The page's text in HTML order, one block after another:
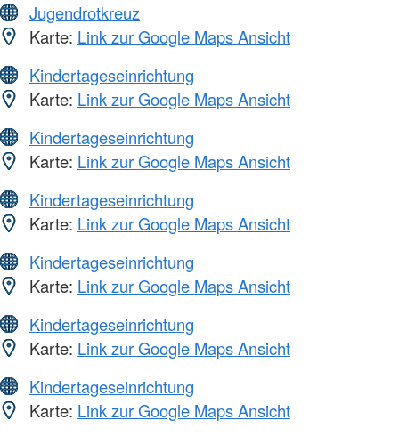
Jugendrotkreuz
Karte: Link zur Google Maps Ansicht
Kindertageseinrichtung
Karte: Link zur Google Maps Ansicht
Kindertageseinrichtung
Karte: Link zur Google Maps Ansicht
Kindertageseinrichtung
Karte: Link zur Google Maps Ansicht
Kindertageseinrichtung
Karte: Link zur Google Maps Ansicht
Kindertageseinrichtung
Karte: Link zur Google Maps Ansicht
Kindertageseinrichtung
Karte: Link zur Google Maps Ansicht